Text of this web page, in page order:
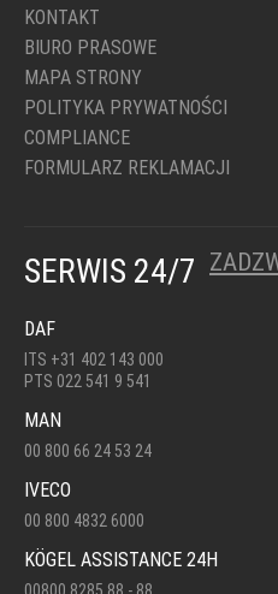
KONTAKT
BIURO PRASOWE
MAPA STRONY
POLITYKA PRYWATNOŚCI
COMPLIANCE
FORMULARZ REKLAMACJI
SERWIS 24/7
DAF
ITS +31 402 143 000
PTS 022 541 9 541
MAN
00 800 66 24 53 24
IVECO
00 800 4832 6000
KÖGEL ASSISTANCE 24H